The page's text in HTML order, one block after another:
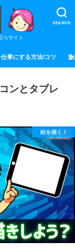
SEARCH
ちサイト
仕事にする方法/コツ 全
ンとタブレ
絵を描く！